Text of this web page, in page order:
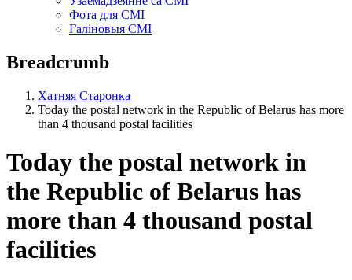
Фота для СМІ
Галіновыя СМІ
Breadcrumb
Хатняя Старонка
Today the postal network in the Republic of Belarus has more
than 4 thousand postal facilities
Today the postal network in
the Republic of Belarus has
more than 4 thousand postal
facilities